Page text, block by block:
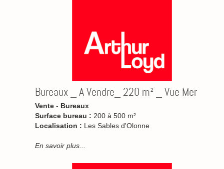
Bureaux _ A Vendre_ 220 m² _ Vue Mer
Vente - Bureaux
Surface bureau : 200 à 500 m²
Localisation : Les Sables d'Olonne
En savoir plus...